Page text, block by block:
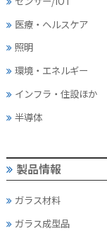
医療・ヘルスケア
照明
環境・エネルギー
インフラ・住設ほか
半導体
製品情報
ガラス材料
ガラス成型品